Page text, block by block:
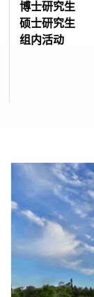
博士研究生
硕士研究生
组内活动